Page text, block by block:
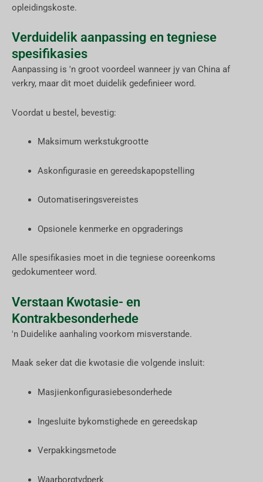
opleidingskoste.
Verduidelik aanpassing en tegniese
spesifikasies
Aanpassing is 'n groot voordeel wanneer jy van China af
verkry, maar dit moet duidelik gedefinieer word.
Voordat u bestel, bevestig:
Maksimum werkstukgrootte
Askonfigurasie en gereedskapopstelling
Outomatiseringsvereistes
Opsionele kenmerke en opgraderings
Alle spesifikasies moet in die tegniese ooreenkoms
gedokumenteer word.
Verstaan Kwotasie- en
Kontrakbesonderhede
'n Duidelike aanhaling voorkom misverstande.
Maak seker dat die kwotasie die volgende insluit:
Masjienkonfigurasiebesonderhede
Ingesluite bykomstighede en gereedskap
Verpakkingsmetode
Waarborgtydperk